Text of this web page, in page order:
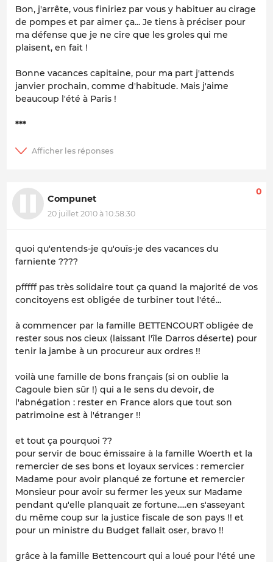
Bon, j'arrête, vous finiriez par vous y habituer au cirage
de pompes et par aimer ça... Je tiens à préciser pour
ma défense que je ne cire que les groles qui me
plaisent, en fait !
Bonne vacances capitaine, pour ma part j'attends
janvier prochain, comme d'habitude. Mais j'aime
beaucoup l'été à Paris !
***
Compunet
20 juillet 2010 à 10:58:30
0
quoi qu'entends-je qu'ouïs-je des vacances du
farniente ????
pfffff pas très solidaire tout ça quand la majorité de vos
concitoyens est obligée de turbiner tout l'été...
à commencer par la famille BETTENCOURT obligée de
rester sous nos cieux (laissant l'île Darros déserte) pour
tenir la jambe à un procureur aux ordres !!
voilà une famille de bons français (si on oublie la
Cagoule bien sûr !) qui a le sens du devoir, de
l'abnégation : rester en France alors que tout son
patrimoine est à l'étranger !!
et tout ça pourquoi ??
pour servir de bouc émissaire à la famille Woerth et la
remercier de ses bons et loyaux services : remercier
Madame pour avoir planqué ze fortune et remercier
Monsieur pour avoir su fermer les yeux sur Madame
pendant qu'elle planquait ze fortune.....en s'asseyant
du même coup sur la justice fiscale de son pays !! et
pour un ministre du Budget fallait oser, bravo !!
grâce à la famille Bettencourt qui a loué pour l'été une